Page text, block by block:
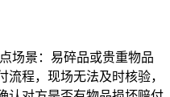
场景：易碎品或贵重物品
程，现场无法及时核验，